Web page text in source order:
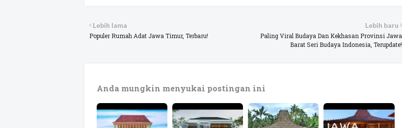
Lebih baru
Paling Viral Budaya Dan Kekhasan Provinsi Jawa
Barat Seri Budaya Indonesia, Terupdate!
Lebih lama
Populer Rumah Adat Jawa Timur, Terbaru!
Anda mungkin menyukai postingan ini